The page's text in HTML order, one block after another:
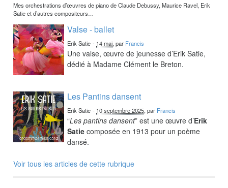
Mes orchestrations d’œuvres de piano de Claude Debussy, Maurice Ravel, Erik
Satie et d’autres compositeurs…
Valse - ballet
Erik Satie - 14 mai, par Francis
Une valse, œuvre de jeunesse d’Erik Satie,
dédié à Madame Clément le Breton.
Les Pantins dansent
Erik Satie - 10 septembre 2025, par Francis
“Les pantins dansent” est une œuvre d’Erik
Satie composée en 1913 pour un poème
dansé.
Voir tous les articles de cette rubrique